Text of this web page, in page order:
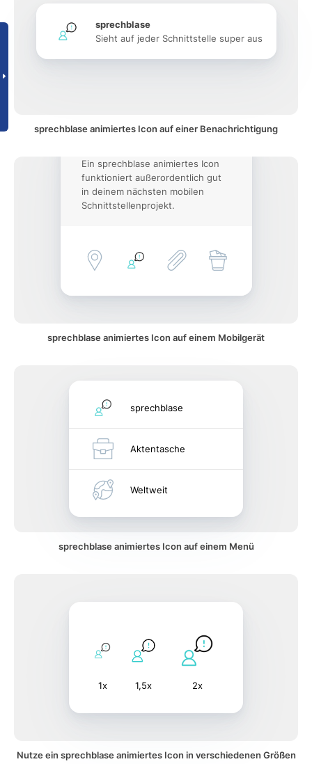
sprechblase
Sieht auf jeder Schnittstelle super aus
sprechblase animiertes Icon auf einer Benachrichtigung
Ein sprechblase animiertes Icon
funktioniert außerordentlich gut
in deinem nächsten mobilen
Schnittstellenprojekt.
sprechblase animiertes Icon auf einem Mobilgerät
sprechblase
Aktentasche
Weltweit
sprechblase animiertes Icon auf einem Menü
1x 1,5x 2x
Nutze ein sprechblase animiertes Icon in verschiedenen Größen